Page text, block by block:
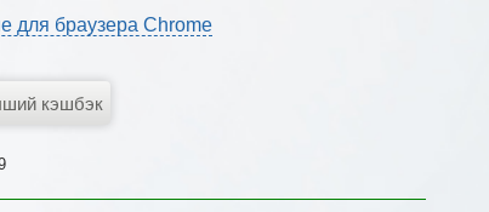
для браузера Chrome